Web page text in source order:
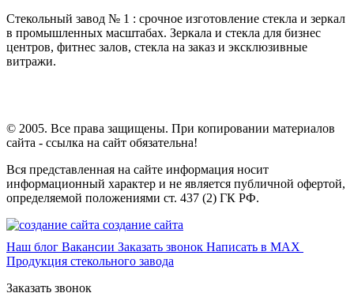
Стекольный завод № 1 : срочное изготовление стекла и зеркал
в промышленных масштабах. Зеркала и стекла для бизнес
центров, фитнес залов, стекла на заказ и эксклюзивные
витражи.
© 2005. Все права защищены. При копировании материалов
сайта - ссылка на сайт обязательна!
Вся представленная на сайте информация носит
информационный характер и не является публичной офертой,
определяемой положениями ст. 437 (2) ГК РФ.
создание сайта
Наш блог Вакансии Заказать звонок Написать в MAX
Продукция стекольного завода
Заказать звонок